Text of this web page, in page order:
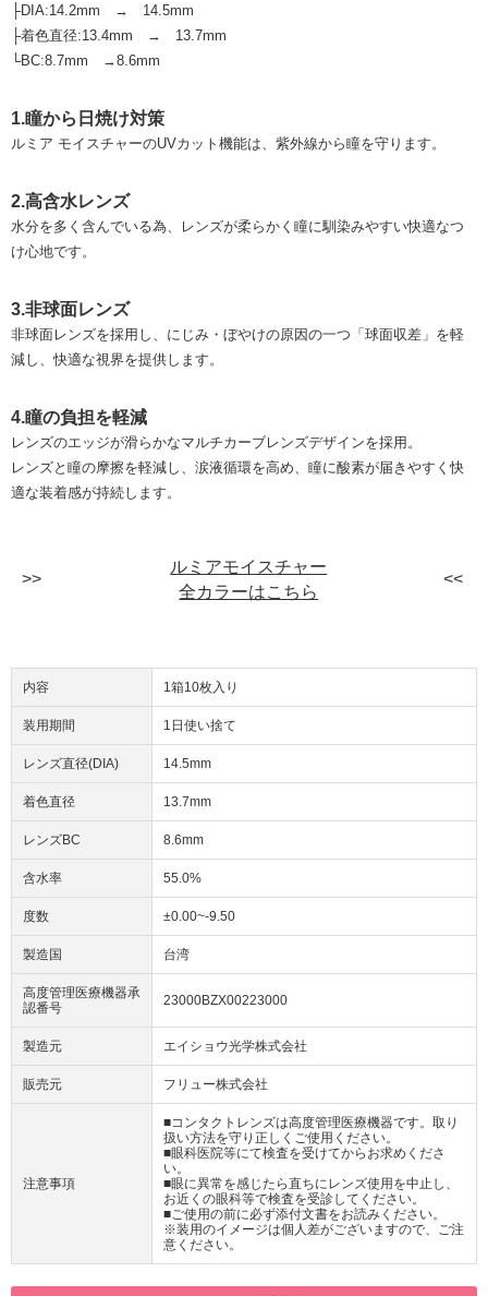
├DIA:14.2mm → 14.5mm
├着色直径:13.4mm → 13.7mm
└BC:8.7mm →8.6mm
1.瞳から日焼け対策
ルミア モイスチャーのUVカット機能は、紫外線から瞳を守ります。
2.高含水レンズ
水分を多く含んでいる為、レンズが柔らかく瞳に馴染みやすい快適なつ
け心地です。
3.非球面レンズ
非球面レンズを採用し、にじみ・ぼやけの原因の一つ「球面収差」を軽
減し、快適な視界を提供します。
4.瞳の負担を軽減
レンズのエッジが滑らかなマルチカーブレンズデザインを採用。
レンズと瞳の摩擦を軽減し、涙液循環を高め、瞳に酸素が届きやすく快
適な装着感が持続します。
ルミアモイスチャー
全カラーはこちら
内容 1箱10枚入り
装用期間 1日使い捨て
レンズ直径(DIA) 14.5mm
着色直径 13.7mm
レンズBC 8.6mm
含水率 55.0%
度数 ±0.00~-9.50
製造国 台湾
高度管理医療機器承
認番号
23000BZX00223000
製造元 エイショウ光学株式会社
販売元 フリュー株式会社
注意事項
■コンタクトレンズは高度管理医療機器です。取り
扱い方法を守り正しくご使用ください。
■眼科医院等にて検査を受けてからお求めくださ
い。
■眼に異常を感じたら直ちにレンズ使用を中止し、
お近くの眼科等で検査を受診してください。
■ご使用の前に必ず添付文書をお読みください。
※装用のイメージは個人差がございますので、ご注
意ください。